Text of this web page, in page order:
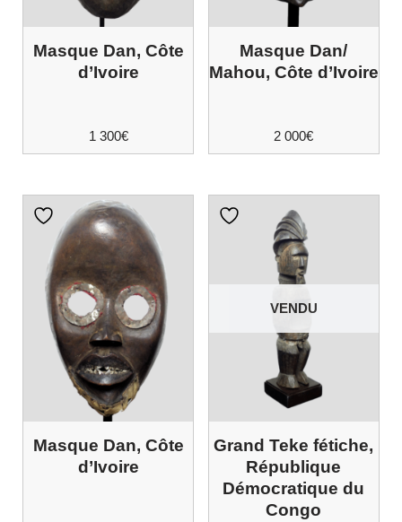
Masque Dan, Côte
d’Ivoire
1 300€
Masque Dan/
Mahou, Côte d’Ivoire
2 000€
Masque Dan, Côte
d’Ivoire
VENDU
Grand Teke fétiche,
République
Démocratique du
Congo